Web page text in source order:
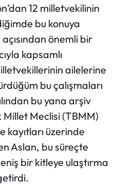
12 milletvekilinin
bu konuya
önemli bir
kapsamlı
ailelerine
bu çalışmaları
bu yana arşiv
Meclisi (TBMM)
kayıtları üzerinde
Aslan, bu süreçte
bir kitleye ulaştırma